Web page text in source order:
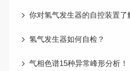
你对氢气发生器的自控装置了
氢气发生器如何自检？
气相色谱15种异常峰形分析！